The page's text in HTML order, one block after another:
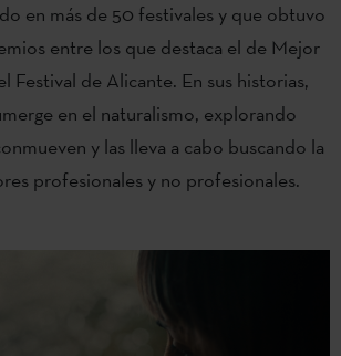
en más de 50 festivales y que obtuvo
entre los que destaca el de Mejor
Festival de Alicante. En sus historias,
en el naturalismo, explorando
y las lleva a cabo buscando la
profesionales y no profesionales.